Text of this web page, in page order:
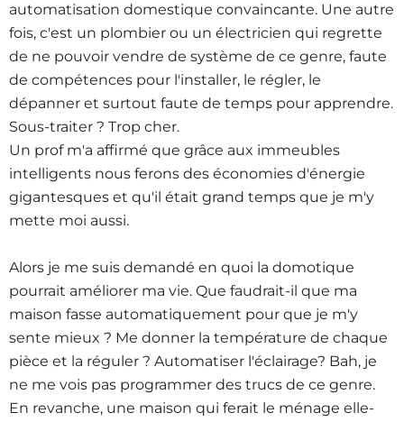
automatisation domestique convaincante. Une autre
fois, c'est un plombier ou un électricien qui regrette
de ne pouvoir vendre de système de ce genre, faute
de compétences pour l'installer, le régler, le
dépanner et surtout faute de temps pour apprendre.
Sous-traiter ? Trop cher.
Un prof m'a affirmé que grâce aux immeubles
intelligents nous ferons des économies d'énergie
gigantesques et qu'il était grand temps que je m'y
mette moi aussi.
Alors je me suis demandé en quoi la domotique
pourrait améliorer ma vie. Que faudrait-il que ma
maison fasse automatiquement pour que je m'y
sente mieux ? Me donner la température de chaque
pièce et la réguler ? Automatiser l'éclairage? Bah, je
ne me vois pas programmer des trucs de ce genre.
En revanche, une maison qui ferait le ménage elle-